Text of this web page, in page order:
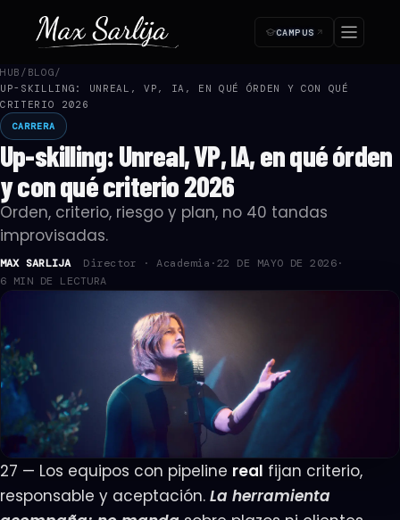
CAMPUS
HUB / BLOG/
UP-SKILLING: UNREAL, VP, IA, EN QUÉ ÓRDEN Y CON QUÉ
CRITERIO 2026
CARRERA
Up-skilling: Unreal, VP, IA, en qué órden
y con qué criterio 2026
Orden, criterio, riesgo y plan, no 40 tandas
improvisadas.
MAX SARLIJA Director · Academia ·22 DE MAYO DE 2026·
6 MIN DE LECTURA
27 — Los equipos con pipeline real fijan criterio,
responsable y aceptación. La herramienta
SUSCRIPCIÓN · — Paso 1 de 4
Empezá tu acceso
1
🔒 Pago seguro Cancelás cuando quieras Acceso inmediato
¿Cómo te llamás?
Lo usamos para tu certificado y en la plataforma.
NOMBRE *